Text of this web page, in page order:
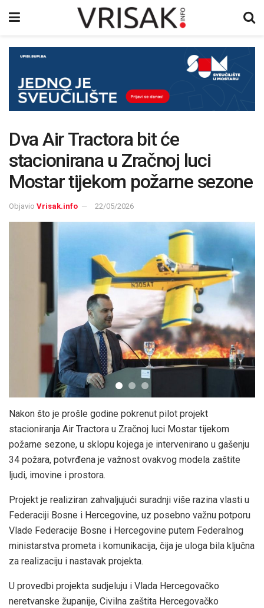
Dva Air Tractora bit će
stacionirana u Zračnoj luci
Mostar tijekom požarne sezone
Objavio Vrisak.info 22/05/2026
Nakon što je prošle godine pokrenut pilot projekt
stacioniranja Air Tractora u Zračnoj luci Mostar tijekom
požarne sezone, u sklopu kojega je intervenirano u gašenju
34 požara, potvrđena je važnost ovakvog modela zaštite
ljudi, imovine i prostora.
Projekt je realiziran zahvaljujući suradnji više razina vlasti u
Federaciji Bosne i Hercegovine, uz posebno važnu potporu
Vlade Federacije Bosne i Hercegovine putem Federalnog
ministarstva prometa i komunikacija, čija je uloga bila ključna
za realizaciju i nastavak projekta.
U provedbi projekta sudjeluju i Vlada Hercegovačko
neretvanske županije, Civilna zaštita Hercegovačko